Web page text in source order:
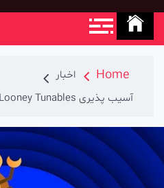
Home
اخبار
آسیب پذیری Looney Tunables در لینوکس + PoC